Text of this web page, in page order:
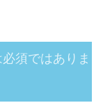
須ではありま